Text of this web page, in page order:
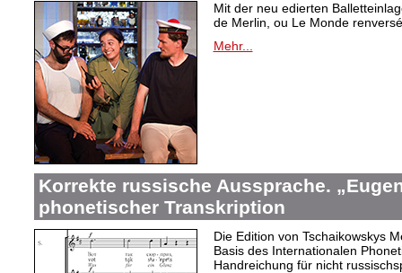
Mit der neu edierten
de Merlin, ou Le Monde
Mehr...
Korrekte russische Aussprache.
phonetischer Transkription
Die Edition von Tschaikowskys
Basis des Internationalen
Handreichung für nicht